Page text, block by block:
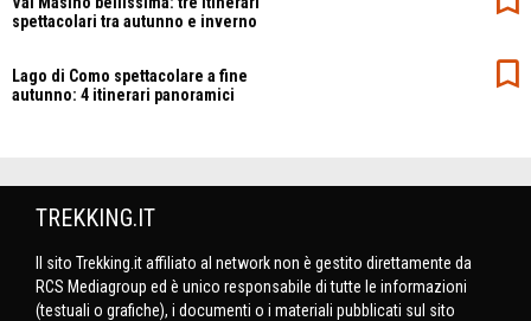
spettacolari tra autunno e inverno
Lago di Como spettacolare a fine
autunno: 4 itinerari panoramici
TREKKING.IT
Il sito Trekking.it affiliato al network non è gestito direttamente da
RCS Mediagroup ed è unico responsabile di tutte le informazioni
(testuali o grafiche), i documenti o i materiali pubblicati sul sito